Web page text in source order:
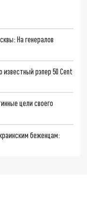
На генералов
известный рэпер 50 Cent
цели своего
беженцам: